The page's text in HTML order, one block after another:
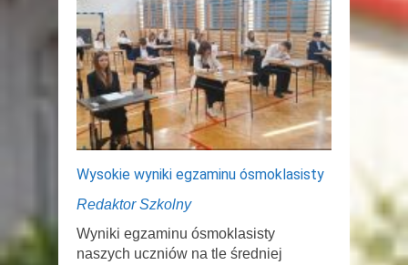
Wysokie wyniki egzaminu ósmoklasisty
Redaktor Szkolny
Wyniki egzaminu ósmoklasisty
naszych uczniów na tle średniej